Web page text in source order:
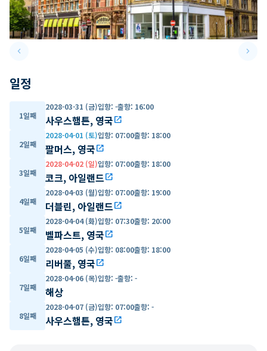
keyboard_arrow_leftPrevious slide keyboard_arrow_right
일정
1일째
2028-03-31 (금)입항: -출항: 16:00
사우스햄튼, 영국open_in_new
2일째
2028-04-01 (토)입항: 07:00출항: 18:00
팔머스, 영국open_in_new
3일째
2028-04-02 (일)입항: 07:00출항: 18:00
코크, 아일랜드open_in_new
4일째
2028-04-03 (월)입항: 07:00출항: 19:00
더블린, 아일랜드open_in_new
5일째
2028-04-04 (화)입항: 07:30출항: 20:00
벨파스트, 영국open_in_new
6일째
2028-04-05 (수)입항: 08:00출항: 18:00
리버풀, 영국open_in_new
7일째
2028-04-06 (목)입항: -출항: -
해상
8일째
2028-04-07 (금)입항: 07:00출항: -
사우스햄튼, 영국open_in_new